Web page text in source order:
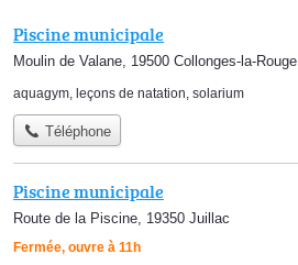
Piscine municipale
Moulin de Valane, 19500 Collonges-la-Rouge
aquagym, leçons de natation, solarium
Téléphone
Piscine municipale
Route de la Piscine, 19350 Juillac
Fermée, ouvre à 11h